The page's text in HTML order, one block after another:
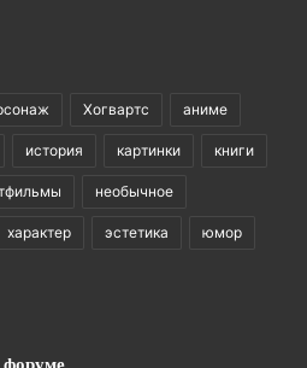
Хогвартс аниме
история картинки книги
необычное
характер эстетика юмор